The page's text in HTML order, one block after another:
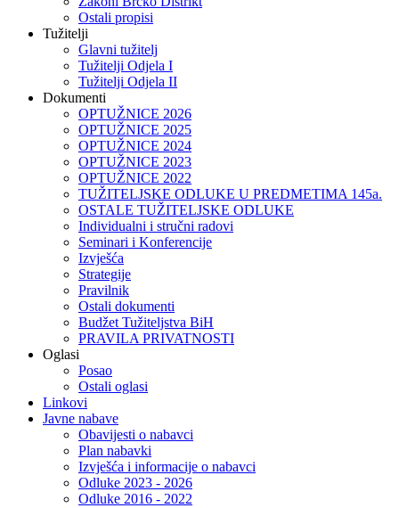
Ostali propisi
Tužitelji
Glavni tužitelj
Tužitelji Odjela I
Tužitelji Odjela II
Dokumenti
OPTUŽNICE 2026
OPTUŽNICE 2025
OPTUŽNICE 2024
OPTUŽNICE 2023
OPTUŽNICE 2022
TUŽITELJSKE ODLUKE U PREDMETIMA 145a.
OSTALE TUŽITELJSKE ODLUKE
Individualni i stručni radovi
Seminari i Konferencije
Izvješća
Strategije
Pravilnik
Ostali dokumenti
Budžet Tužiteljstva BiH
PRAVILA PRIVATNOSTI
Oglasi
Posao
Ostali oglasi
Linkovi
Javne nabave
Obavijesti o nabavci
Plan nabavki
Izvješća i informacije o nabavci
Odluke 2023 - 2026
Odluke 2016 - 2022